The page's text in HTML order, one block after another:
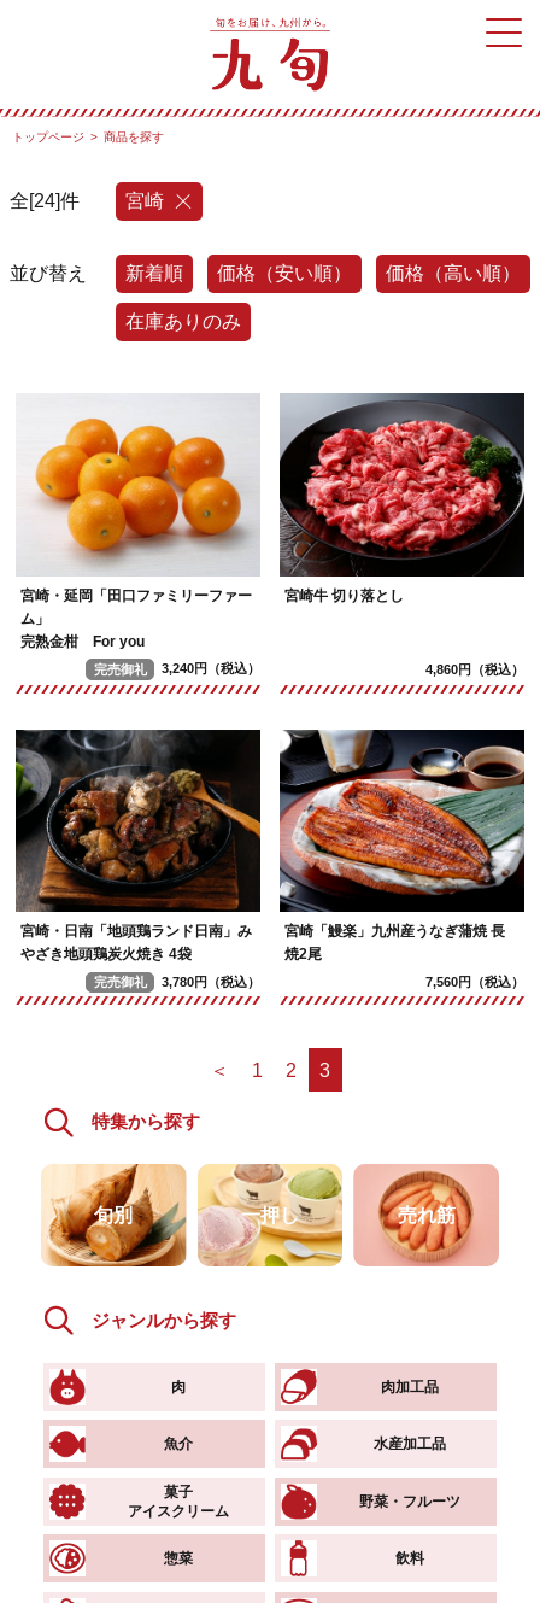
トップページ 商品を探す
全[24]件 宮崎
並び替え 新着順 価格（安い順） 価格（高い順）
在庫ありのみ
宮崎・延岡「田口ファミリーファー
ム」
完熟金柑 For you
完売御礼 3,240円（税込）
宮崎牛 切り落とし
4,860円（税込）
宮崎・日南「地頭鶏ランド日南」み
やざき地頭鶏炭火焼き 4袋
完売御礼 3,780円（税込）
宮崎「鰻楽」九州産うなぎ蒲焼 長
焼2尾
7,560円（税込）
＜ 1 2 3
特集から探す
旬別 一押し 売れ筋
ジャンルから探す
肉 肉加工品
魚介 水産加工品
菓子
アイスクリーム
野菜・フルーツ
惣菜 飲料